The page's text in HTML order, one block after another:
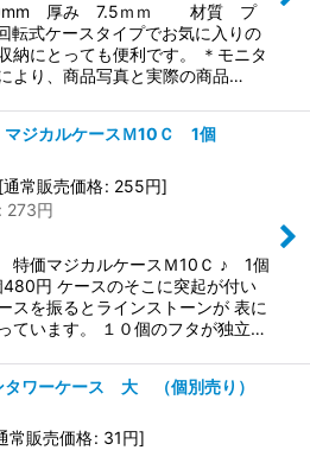
厚み 7.5ｍｍ 材質 プ
転式ケースタイプでお気に入りの
納にとっても便利です。 ＊モニタ
より、商品写真と実際の商品…
ジカルケースＭ10Ｃ 1個
[通常販売価格: 255円]
: 273円
特価マジカルケースＭ10Ｃ ♪ 1個
円 ケースのそこに突起が付い
スを振るとラインストーンが 表に
ています。 １０個のフタが独立…
タワーケース 大 （個別売り）
常販売価格: 31円]